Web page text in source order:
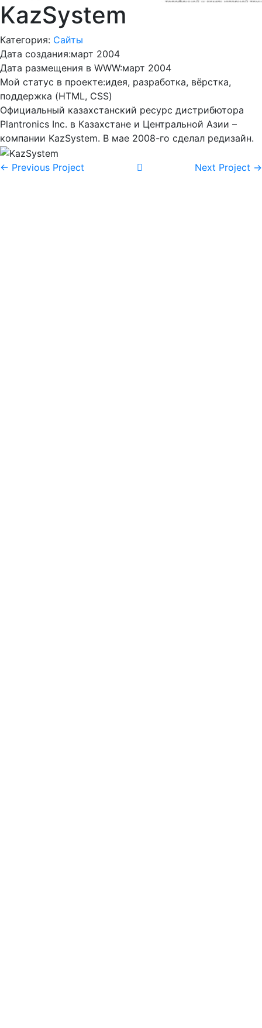
KazSystem
Категория: Сайты
Дата создания:март 2004
Дата размещения в WWW:март 2004
Мой статус в проекте:идея, разработка, вёрстка,
поддержка (HTML, CSS)
Официальный казахстанский ресурс дистрибютора
Plantronics Inc. в Казахстане и Центральной Азии –
компании KazSystem. В мае 2008-го сделал редизайн.
← Previous Project Next Project →